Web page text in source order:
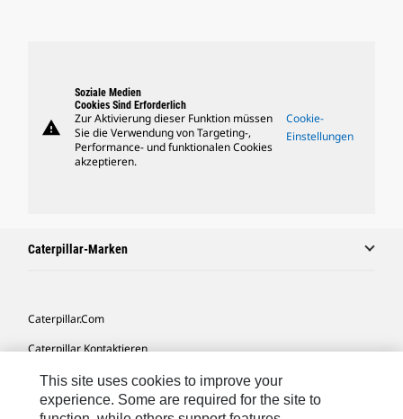
warning
Soziale Medien
Cookies Sind Erforderlich
Zur Aktivierung dieser Funktion müssen
Sie die Verwendung von Targeting-,
Performance- und funktionalen Cookies
akzeptieren.
Cookie-
Einstellungen
Caterpillar-Marken
Caterpillar.com
Caterpillar Kontaktieren
Meine Marketing-Präferenzen
Seitenübersicht
This site uses cookies to improve your
experience. Some are required for the site to